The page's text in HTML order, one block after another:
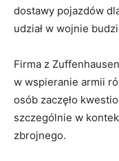
dostawy ⁣pojazdów‍
udział w ⁤wojnie
Firma z
‍w‍ wspieranie‌ armii
‍osób zaczęło
szczególnie w‌
zbrojnego.